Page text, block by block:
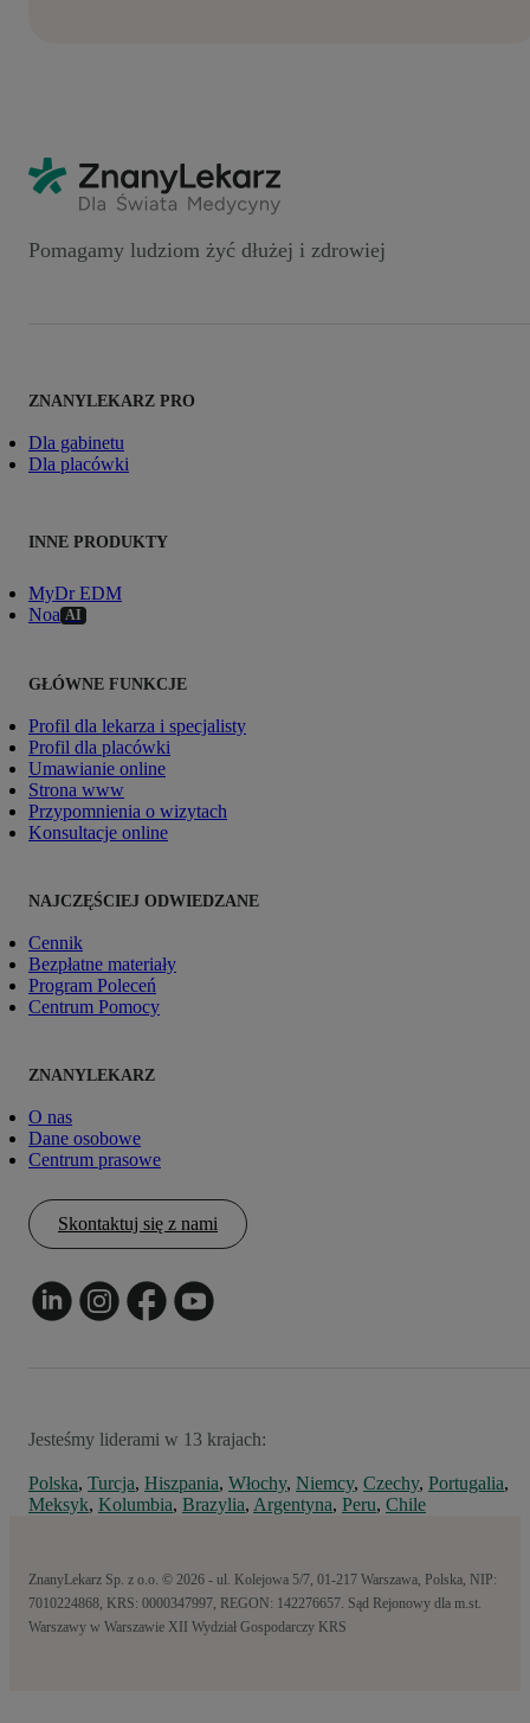
Pomagamy ludziom żyć dłużej i zdrowiej
ZNANYLEKARZ PRO
Dla gabinetu
Dla placówki
INNE PRODUKTY
MyDr EDM
Noa AI
GŁÓWNE FUNKCJE
Profil dla lekarza i specjalisty
Profil dla placówki
Umawianie online
Strona www
Przypomnienia o wizytach
Konsultacje online
NAJCZĘŚCIEJ ODWIEDZANE
Cennik
Bezpłatne materiały
Program Poleceń
Centrum Pomocy
ZNANYLEKARZ
O nas
Dane osobowe
Centrum prasowe
Skontaktuj się z nami
Jesteśmy liderami w 13 krajach:
Polska, Turcja, Hiszpania, Włochy, Niemcy, Czechy, Portugalia,
Meksyk, Kolumbia, Brazylia, Argentyna, Peru, Chile
ZnanyLekarz Sp. z o.o. © 2026 - ul. Kolejowa 5/7, 01-217 Warszawa, Polska, NIP:
7010224868, KRS: 0000347997, REGON: 142276657. Sąd Rejonowy dla m.st.
Warszawy w Warszawie XII Wydział Gospodarczy KRS